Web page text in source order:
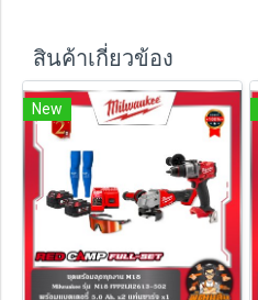
สินค้าเกี่ยวข้อง
New